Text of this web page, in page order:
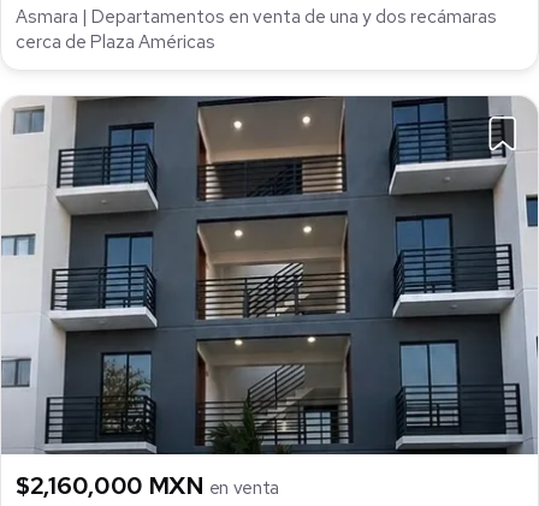
Asmara | Departamentos en venta de una y dos recámaras
cerca de Plaza Américas
$2,160,000 MXN en venta